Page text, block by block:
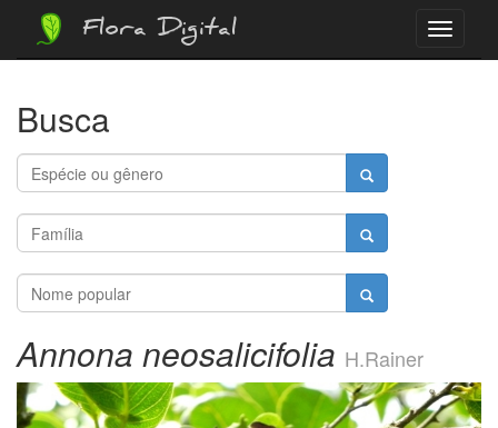
Menu
Flora Digital
Busca
Annona neosalicifolia H.Rainer